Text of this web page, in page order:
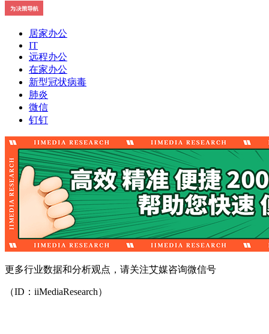
居家办公
IT
远程办公
在家办公
新型冠状病毒
肺炎
微信
钉钉
更多行业数据和分析观点，请关注艾媒咨询微信号
（ID：iiMediaResearch）